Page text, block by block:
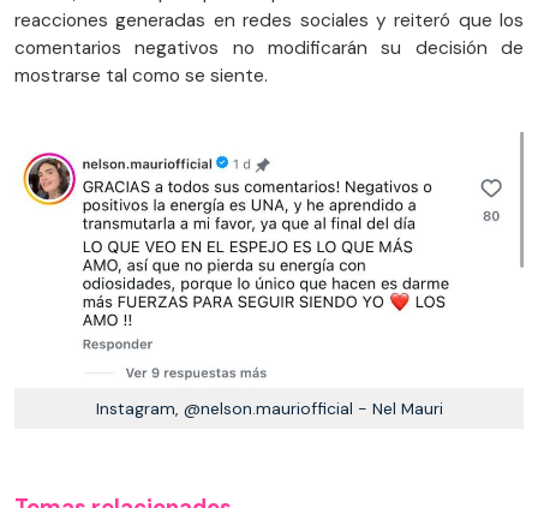
reacciones generadas en redes sociales y reiteró que los
comentarios negativos no modificarán su decisión de
mostrarse tal como se siente.
Instagram, @nelson.mauriofficial - Nel Mauri